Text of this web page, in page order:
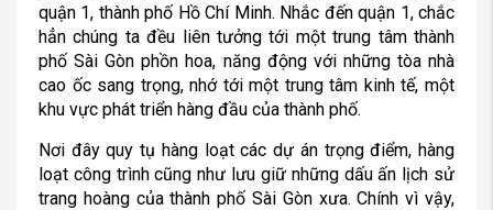
quận 1, thành phố Hồ Chí Minh. Nhắc đến quận 1, chắc
hẳn chúng ta đều liên tưởng tới một trung tâm thành
phố Sài Gòn phồn hoa, năng động với những tòa nhà
cao ốc sang trọng, nhớ tới một trung tâm kinh tế, một
khu vực phát triển hàng đầu của thành phố.
Nơi đây quy tụ hàng loạt các dự án trọng điểm, hàng
loạt công trình cũng như lưu giữ những dấu ấn lịch sử
trang hoàng của thành phố Sài Gòn xưa. Chính vì vậy,